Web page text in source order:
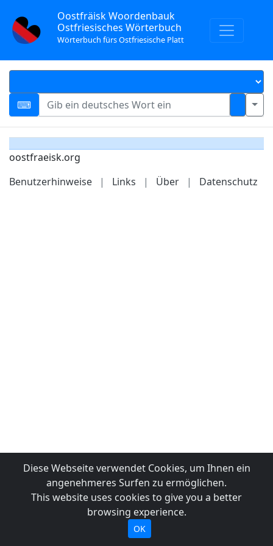
Oostfräisk Woordenbauk
Ostfriesisches Wörterbuch
Wörterbuch fürs Ostfriesische Platt
oostfraeisk.org
Benutzerhinweise
| Links | Über | Datenschutz
Diese Webseite verwendet Cookies, um Ihnen ein
angenehmeres Surfen zu ermöglichen.
This website uses cookies to give you a better
browsing experience.
OK